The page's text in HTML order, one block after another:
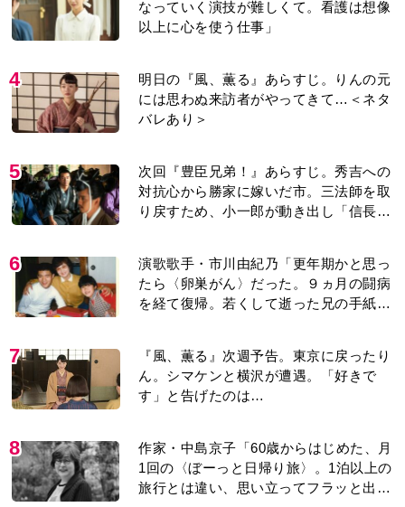
4
明日の『風、薫る』あらすじ。りんの元
バレあり＞
5
次回『豊臣兄弟！』あらすじ。秀吉への
り戻すため、小一郎が動き出し「信長の
葬儀」を仕掛けるが…＜ネタバレあり＞
6
演歌歌手・市川由紀乃「更年期かと思っ
を経て復帰。若くして逝った兄の手紙を
今も支えに」【2026上半期BEST】
7
『風、薫る』次週予告。東京に戻ったり
す」と告げたのは…
8
作家・中島京子「60歳からはじめた、月
旅行とは違い、思い立ってフラッと出か
けられるのがいいところ」【2026上半期
BEST】
9
井上祐貴「選択できるなら大変なほうを